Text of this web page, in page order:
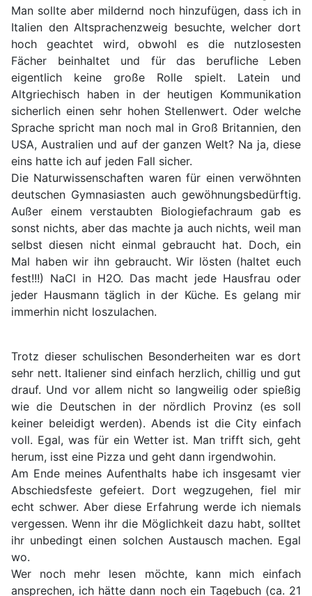
Man sollte aber mildernd noch hinzufügen, dass ich in
Italien den Altsprachenzweig besuchte, welcher dort
hoch geachtet wird, obwohl es die nutzlosesten
Fächer beinhaltet und für das berufliche Leben
eigentlich keine große Rolle spielt. Latein und
Altgriechisch haben in der heutigen Kommunikation
sicherlich einen sehr hohen Stellenwert. Oder welche
Sprache spricht man noch mal in Groß Britannien, den
USA, Australien und auf der ganzen Welt? Na ja, diese
eins hatte ich auf jeden Fall sicher.
Die Naturwissenschaften waren für einen verwöhnten
deutschen Gymnasiasten auch gewöhnungsbedürftig.
Außer einem verstaubten Biologiefachraum gab es
sonst nichts, aber das machte ja auch nichts, weil man
selbst diesen nicht einmal gebraucht hat. Doch, ein
Mal haben wir ihn gebraucht. Wir lösten (haltet euch
fest!!!) NaCl in H2O. Das macht jede Hausfrau oder
jeder Hausmann täglich in der Küche. Es gelang mir
immerhin nicht loszulachen.
Trotz dieser schulischen Besonderheiten war es dort
sehr nett. Italiener sind einfach herzlich, chillig und gut
drauf. Und vor allem nicht so langweilig oder spießig
wie die Deutschen in der nördlich Provinz (es soll
keiner beleidigt werden). Abends ist die City einfach
voll. Egal, was für ein Wetter ist. Man trifft sich, geht
herum, isst eine Pizza und geht dann irgendwohin.
Am Ende meines Aufenthalts habe ich insgesamt vier
Abschiedsfeste gefeiert. Dort wegzugehen, fiel mir
echt schwer. Aber diese Erfahrung werde ich niemals
vergessen. Wenn ihr die Möglichkeit dazu habt, solltet
ihr unbedingt einen solchen Austausch machen. Egal
wo.
Wer noch mehr lesen möchte, kann mich einfach
ansprechen, ich hätte dann noch ein Tagebuch (ca. 21